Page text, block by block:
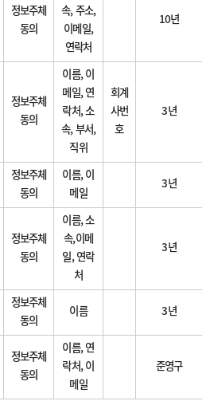
정보주체
동의
속, 주소,
이메일,
연락처
10년
정보주체
동의
이름, 이
메일, 연
락처, 소
속, 부서,
직위
회계
사번
호
3년
정보주체
동의
이름, 이
메일
3년
정보주체
동의
이름, 소
속,이메
일, 연락
처
3년
정보주체
동의
이름 3년
정보주체
동의
이름, 연
락처, 이
메일
준영구